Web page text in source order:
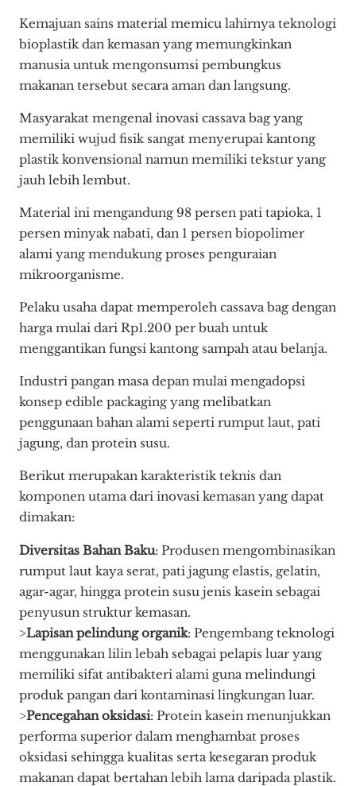
Kemajuan sains material memicu lahirnya teknologi
bioplastik dan kemasan yang memungkinkan
manusia untuk mengonsumsi pembungkus
makanan tersebut secara aman dan langsung.
Masyarakat mengenal inovasi cassava bag yang
memiliki wujud fisik sangat menyerupai kantong
plastik konvensional namun memiliki tekstur yang
jauh lebih lembut.
Material ini mengandung 98 persen pati tapioka, 1
persen minyak nabati, dan 1 persen biopolimer
alami yang mendukung proses penguraian
mikroorganisme.
Pelaku usaha dapat memperoleh cassava bag dengan
harga mulai dari Rp1.200 per buah untuk
menggantikan fungsi kantong sampah atau belanja.
Industri pangan masa depan mulai mengadopsi
konsep edible packaging yang melibatkan
penggunaan bahan alami seperti rumput laut, pati
jagung, dan protein susu.
Berikut merupakan karakteristik teknis dan
komponen utama dari inovasi kemasan yang dapat
dimakan:
Diversitas Bahan Baku: Produsen mengombinasikan
rumput laut kaya serat, pati jagung elastis, gelatin,
agar-agar, hingga protein susu jenis kasein sebagai
penyusun struktur kemasan.
>Lapisan pelindung organik: Pengembang teknologi
menggunakan lilin lebah sebagai pelapis luar yang
memiliki sifat antibakteri alami guna melindungi
produk pangan dari kontaminasi lingkungan luar.
>Pencegahan oksidasi: Protein kasein menunjukkan
performa superior dalam menghambat proses
oksidasi sehingga kualitas serta kesegaran produk
makanan dapat bertahan lebih lama daripada plastik.